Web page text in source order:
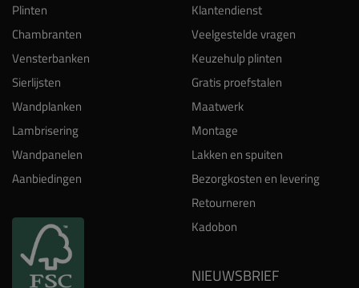
Plinten
Chambranten
Vensterbanken
Sierlijsten
Wandplanken
Lambrisering
Wandpanelen
Aanbiedingen
Klantendienst
Veelgestelde vragen
Keuzehulp plinten
Gratis proefstalen
Maatwerk
Montage
Lakken en spuiten
Bezorgkosten en levering
Retourneren
Kadobon
NIEUWSBRIEF